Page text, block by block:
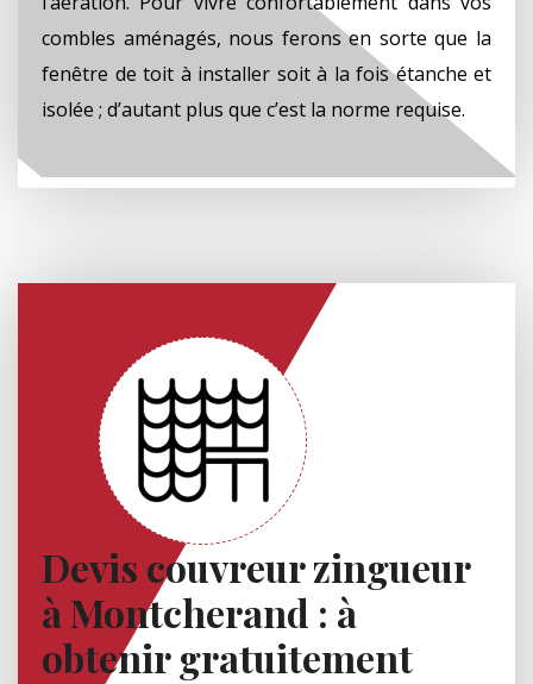
combles aménagés, nous ferons en sorte que la
fenêtre de toit à installer soit à la fois étanche et
isolée ; d’autant plus que c’est la norme requise.
Devis couvreur zingueur
à Montcherand : à
obtenir gratuitement